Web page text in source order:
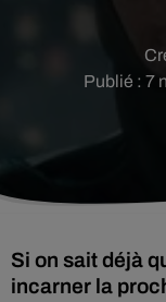
Publié : 7
Si on sait déjà
incarner la